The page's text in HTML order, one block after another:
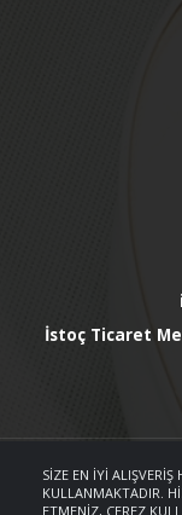
İstoç Ticaret
SIZE EN IYI
KULLANMAKTADIR.
ETMENIZ, ÇEREZ